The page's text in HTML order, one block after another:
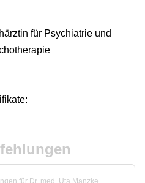
für Psychiatrie und